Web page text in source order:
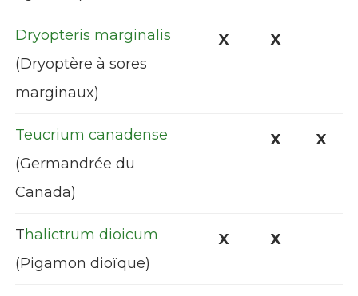
Dryopteris marginalis
(Dryoptère à sores
marginaux)
X X
Teucrium canadense
(Germandrée du
Canada)
X X
Thalictrum dioicum
(Pigamon dioïque)
X X